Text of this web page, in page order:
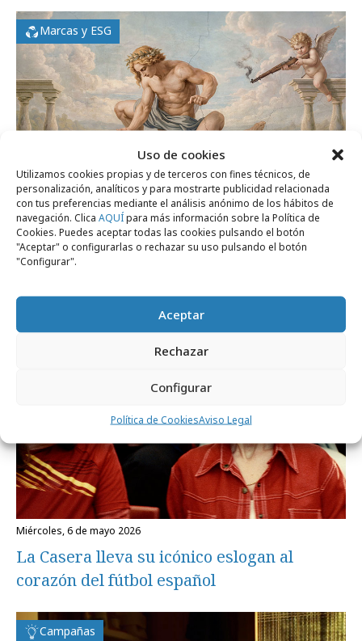
Uso de cookies
Utilizamos cookies propias y de terceros con fines técnicos, de
personalización, analíticos y para mostrarte publicidad relacionada
con tus preferencias mediante el análisis anónimo de los hábitos de
navegación. Clica AQUÍpara más información sobre la Política de
Cookies. Puedes aceptar todas las cookies pulsando el botón
"Aceptar" o configurarlas o rechazar su uso pulsando el botón
"Configurar".
Aceptar
Rechazar
Configurar
Política de CookiesAviso Legal
Marcas y ESG
martes, 23 de junio 2026
Amnistía Internacional denuncia la
Campañas
miércoles, 6 de mayo 2026
La Casera lleva su icónico eslogan al
corazón del fútbol español
Campañas